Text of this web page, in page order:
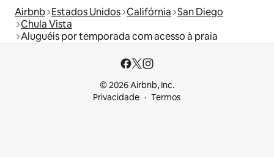
Airbnb Estados Unidos Califórnia San Diego
Chula Vista
Aluguéis por temporada com acesso à praia
© 2026 Airbnb, Inc.
Privacidade
Termos